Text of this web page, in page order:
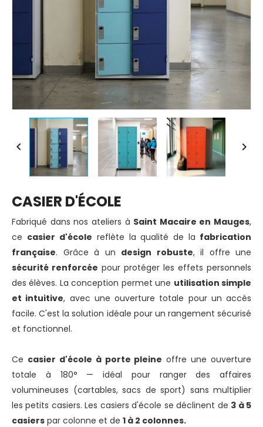
 
CASIER D'ÉCOLE
Fabriqué dans nos ateliers à Saint Macaire en Mauges,
ce casier d'école reflète la qualité de la fabrication
française. Grâce à un design robuste, il offre une
sécurité renforcée pour protéger les effets personnels
des élèves. La conception permet une utilisation simple
et intuitive, avec une ouverture totale pour un accès
facile. C'est la solution idéale pour un rangement sécurisé
et fonctionnel.
Ce casier d'école à porte pleine offre une ouverture
totale à 180° — idéal pour ranger des affaires
volumineuses (cartables, sacs de sport) sans multiplier
les petits casiers. Les casiers d'école se déclinent de 3 à 5
casiers par colonne et de 1 à 2 colonnes.